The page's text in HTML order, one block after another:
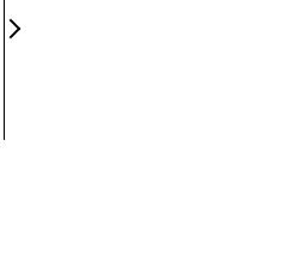
【MUFG×ウェルスナビ